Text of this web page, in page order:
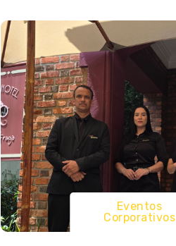
Eventos
Corporativos